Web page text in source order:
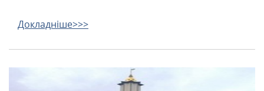
Докладніше>>>